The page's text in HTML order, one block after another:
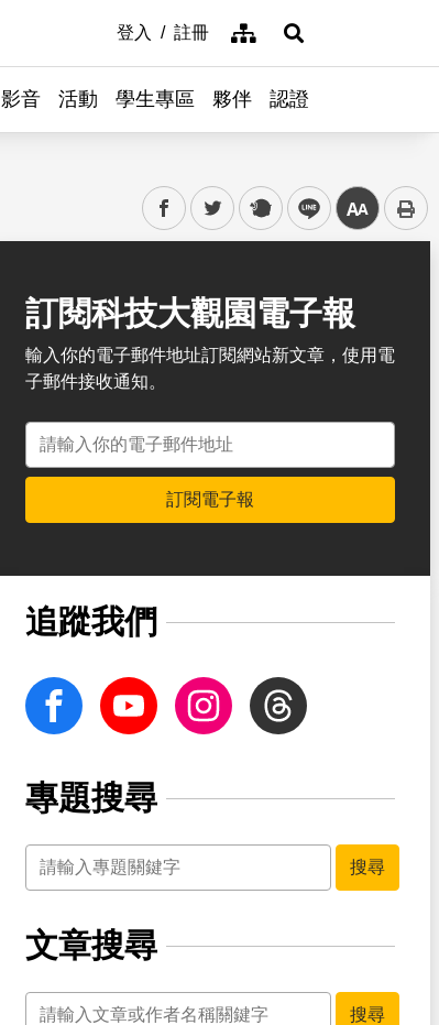
登入 註冊 網站導覽展開搜尋
影音 活動 學生專區 夥伴 認證
facebooktwitter plurk line 中
訂閱科技大觀園電子報
輸入你的電子郵件地址訂閱網站新文章，使用電
子郵件接收通知。
電子郵件地址
訂閱電子報
追蹤我們
facebook Youtube InstagramThreads
專題搜尋
關鍵字
搜尋
文章搜尋
關鍵字
搜尋